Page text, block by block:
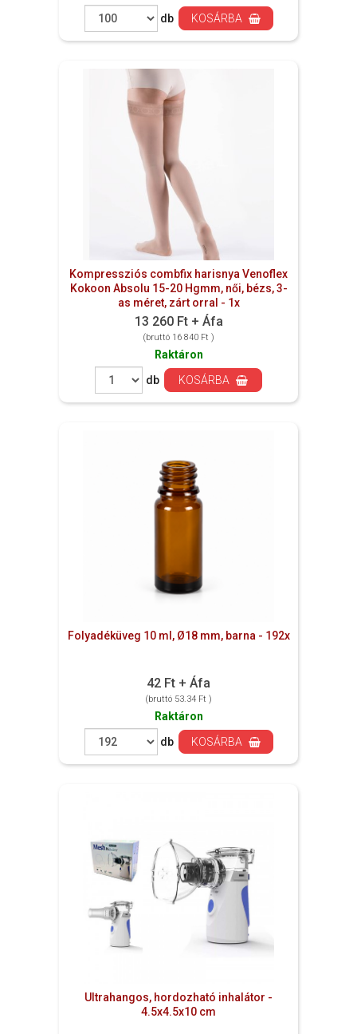
db
KOSÁRBA
Kompressziós combfix harisnya Venoflex
Kokoon Absolu 15-20 Hgmm, női, bézs, 3-
as méret, zárt orral - 1x
13 260 Ft + Áfa
(bruttó 16 840 Ft )
Raktáron
db
KOSÁRBA
Folyadéküveg 10 ml, Ø18 mm, barna - 192x
42 Ft + Áfa
(bruttó 53.34 Ft )
Raktáron
db
KOSÁRBA
Ultrahangos, hordozható inhalátor -
4.5x4.5x10 cm